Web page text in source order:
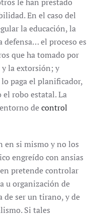
En el caso del
la educación, la
el proceso es
que ha tomado por
y la extorsión; y
paga el planificador,
robo estatal. La
decontrol
en si mismo y no los
engreído con ansias
pretende controlar
u organización de
de ser un tirano, y de
Si tales